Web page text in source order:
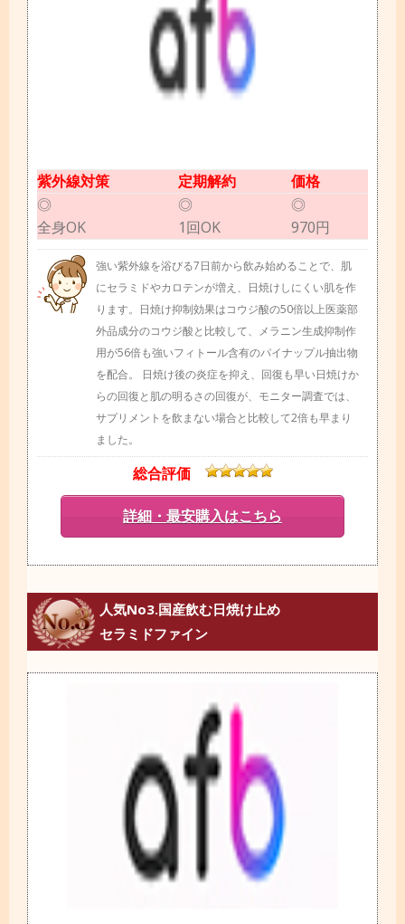
紫外線対策 定期解約
価格
◎
全身OK
◎
1回OK
◎
970円
強い紫外線を浴びる7日前から飲み始めることで、肌
にセラミドやカロテンが増え、日焼けしにくい肌を作
ります。日焼け抑制効果はコウジ酸の50倍以上医薬部
外品成分のコウジ酸と比較して、メラニン生成抑制作
用が56倍も強いフィトール含有のパイナップル抽出物
を配合。 日焼け後の炎症を抑え、回復も早い日焼けか
らの回復と肌の明るさの回復が、モニター調査では、
サプリメントを飲まない場合と比較して2倍も早まり
ました。
総合評価
詳細・最安購入はこちら
人気No3.国産飲む日焼け止め
セラミドファイン